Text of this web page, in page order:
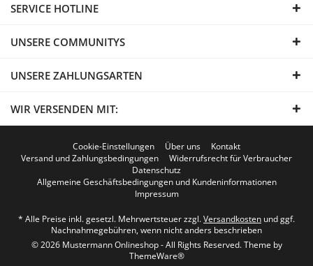
SERVICE HOTLINE
UNSERE COMMUNITYS
UNSERE ZAHLUNGSARTEN
WIR VERSENDEN MIT:
Cookie-Einstellungen Über uns
Kontakt
Versand und Zahlungsbedingungen
Widerrufsrecht für Verbraucher
Datenschutz
Allgemeine Geschäftsbedingungen und Kundeninformationen
Impressum
* Alle Preise inkl. gesetzl. Mehrwertsteuer zzgl.Versandkosten und ggf.
Nachnahmegebühren, wenn nicht anders beschrieben
© 2026 Mustermann Onlineshop - All Rights Reserved. Theme by
ThemeWare®